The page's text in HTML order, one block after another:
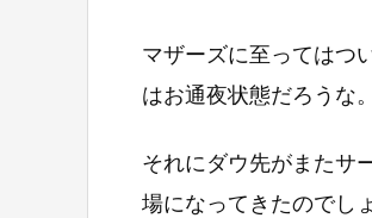
マザーズに至ってはつ
はお通夜状態だろうな
それにダウ先がまたサ
場になってきたのでし